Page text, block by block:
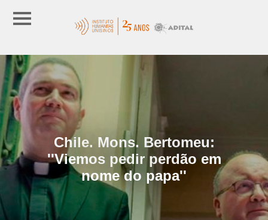
Chile. Mons. Bertomeu:
''Viemos pedir perdão em
nome do papa''